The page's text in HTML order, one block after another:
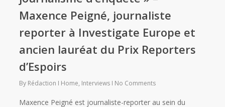
Maxence Peigné, journaliste
reporter à Investigate Europe et
ancien lauréat du Prix Reporters
d’Espoirs
By Rédaction Home, Interviews No Comments
Maxence Peigné est journaliste-reporter au sein du